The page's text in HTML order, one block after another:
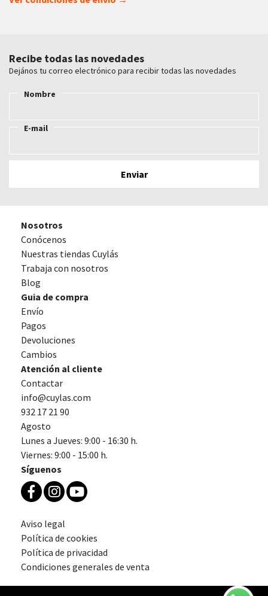
Recibe todas las novedades
Dejános tu correo electrónico para recibir todas las novedades
Nombre
E-mail
Nosotros
Conócenos
Nuestras tiendas Cuylás
Trabaja con nosotros
Blog
Guia de compra
Envío
Pagos
Devoluciones
Cambios
Atención al cliente
Contactar
info@cuylas.com
932 17 21 90
Agosto
Lunes a Jueves: 9:00 - 16:30 h.
Viernes: 9:00 - 15:00 h.
Síguenos
Aviso legal
Política de cookies
Política de privacidad
Condiciones generales de venta